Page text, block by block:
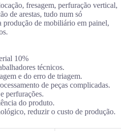
fresagem, perfuração vertical,
de arestas, tudo num só
produção de mobiliário em painel,
10%
técnicos.
e do erro de triagem.
de peças complicadas.
perfurações.
do produto.
reduzir o custo de produção.